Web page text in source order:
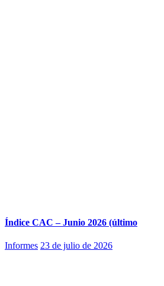
Índice CAC – Junio 2026 (último
Informes 23 de julio de 2026